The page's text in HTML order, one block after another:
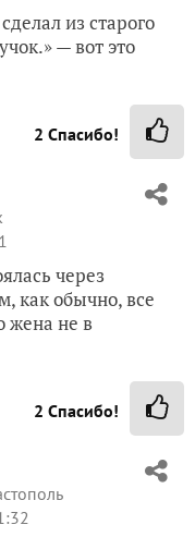
из старого
— вот это
2 Спасибо!
через
как обычно, все
жена не в
2 Спасибо!